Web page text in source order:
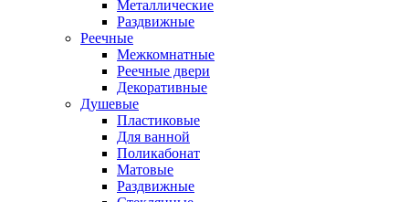
Металлические
Раздвижные
Реечные
Межкомнатные
Реечные двери
Декоративные
Душевые
Пластиковые
Для ванной
Поликабонат
Матовые
Раздвижные